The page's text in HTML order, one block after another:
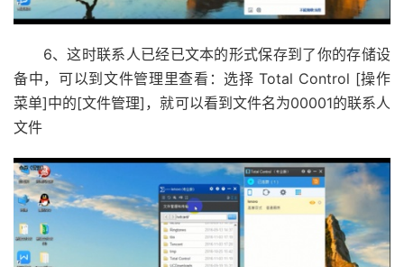
6、这时联系人已经已文本的形式保存到了你的存储设
备中，可以到文件管理里查看：选择 Total Control [操作
菜单]中的[文件管理]，就可以看到文件名为00001的联系人
文件